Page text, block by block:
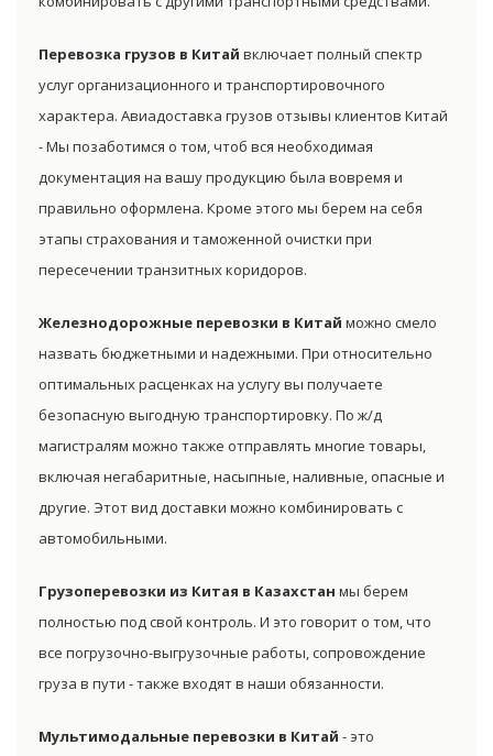
Перевозка грузов в Китай включает полный спектр
услуг организационного и транспортировочного
характера. Авиадоставка грузов отзывы клиентов Китай
- Мы позаботимся о том, чтоб вся необходимая
документация на вашу продукцию была вовремя и
правильно оформлена. Кроме этого мы берем на себя
этапы страхования и таможенной очистки при
пересечении транзитных коридоров.
Железнодорожные перевозки в Китай можно смело
назвать бюджетными и надежными. При относительно
оптимальных расценках на услугу вы получаете
безопасную выгодную транспортировку. По ж/д
магистралям можно также отправлять многие товары,
включая негабаритные, насыпные, наливные, опасные и
другие. Этот вид доставки можно комбинировать с
автомобильными.
Грузоперевозки из Китая в Казахстан мы берем
полностью под свой контроль. И это говорит о том, что
все погрузочно-выгрузочные работы, сопровождение
груза в пути - также входят в наши обязанности.
Мультимодальные перевозки в Китай - это